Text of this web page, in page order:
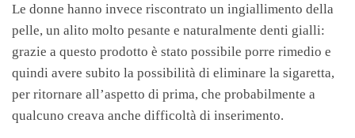
Le donne hanno invece riscontrato un ingiallimento della
pelle, un alito molto pesante e naturalmente denti gialli:
grazie a questo prodotto è stato possibile porre rimedio e
quindi avere subito la possibilità di eliminare la sigaretta,
per ritornare all’aspetto di prima, che probabilmente a
qualcuno creava anche difficoltà di inserimento.